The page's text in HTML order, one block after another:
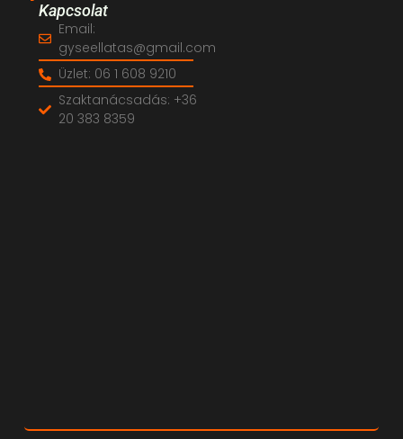
Kapcsolat
Email:
gyseellatas@gmail.com
Üzlet: 06 1 608 9210
Szaktanácsadás: +36
20 383 8359